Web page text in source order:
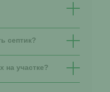
септик?
на участке?